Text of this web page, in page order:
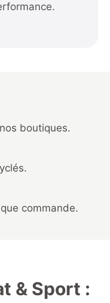
boutiques.
commande.
& Sport :